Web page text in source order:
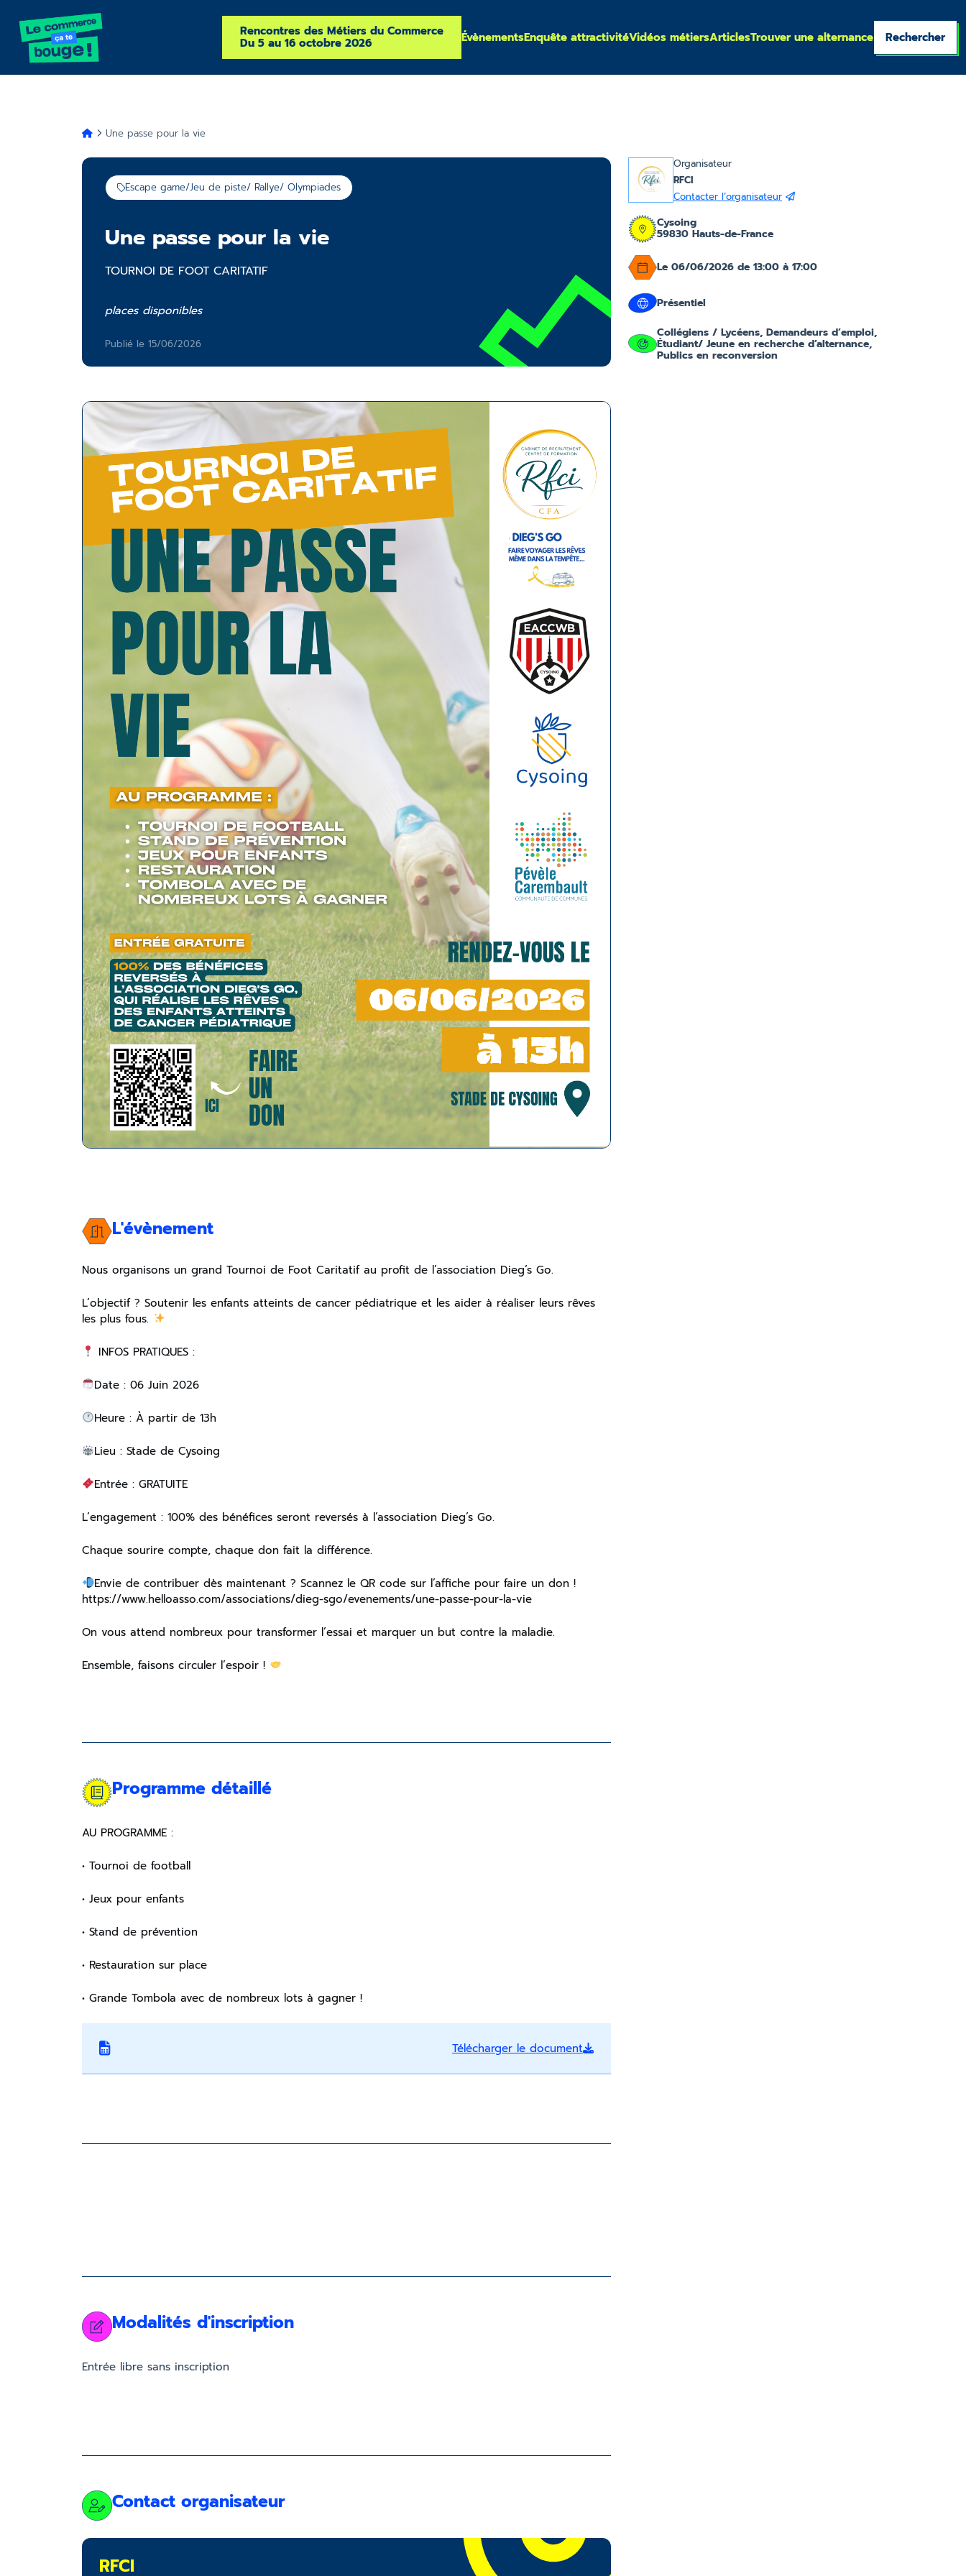
Rencontres des Métiers du Commerce
Du 5 au 16 octobre 2026 ÉvènementsEnquête attractivitéVidéos métiersArticlesTrouver une alternance Rechercher
Une passe pour la vie
Escape game/Jeu de piste/ Rallye/ Olympiades
Une passe pour la vie
TOURNOI DE FOOT CARITATIF
places disponibles
Publié le 15/06/2026
L'évènement
Nous organisons un grand Tournoi de Foot Caritatif au profit de l’association Dieg’s Go.
L’objectif ? Soutenir les enfants atteints de cancer pédiatrique et les aider à réaliser leurs rêves
les plus fous.
INFOS PRATIQUES :
Date : 06 Juin 2026
Heure : À partir de 13h
Lieu : Stade de Cysoing
Entrée : GRATUITE
L’engagement : 100% des bénéfices seront reversés à l’association Dieg’s Go.
Chaque sourire compte, chaque don fait la différence.
Envie de contribuer dès maintenant ? Scannez le QR code sur l’affiche pour faire un don !
https://www.helloasso.com/associations/dieg-sgo/evenements/une-passe-pour-la-vie
On vous attend nombreux pour transformer l’essai et marquer un but contre la maladie.
Ensemble, faisons circuler l’espoir !
Programme détaillé
AU PROGRAMME :
• Tournoi de football
• Jeux pour enfants
• Stand de prévention
• Restauration sur place
• Grande Tombola avec de nombreux lots à gagner !
Télécharger le document
Modalités d'inscription
Entrée libre sans inscription
Contact organisateur
RFCI
Organisateur
RFCI
Contacter l’organisateur
Cysoing
59830 Hauts-de-France
Le 06/06/2026 de 13:00 à 17:00
Présentiel
Collégiens / Lycéens, Demandeurs d’emploi,
Étudiant/ Jeune en recherche d’alternance,
Publics en reconversion